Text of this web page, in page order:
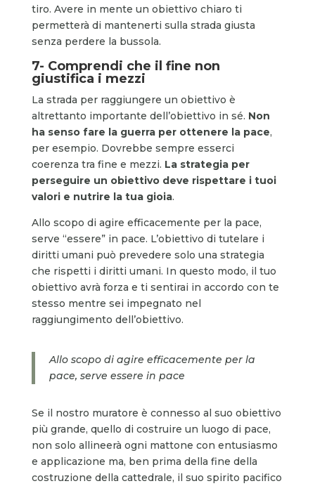
tiro. Avere in mente un obiettivo chiaro ti
permetterà di mantenerti sulla strada giusta
senza perdere la bussola.
7- Comprendi che il fine non
giustifica i mezzi
La strada per raggiungere un obiettivo è
altrettanto importante dell’obiettivo in sé. Non
ha senso fare la guerra per ottenere la pace,
per esempio. Dovrebbe sempre esserci
coerenza tra fine e mezzi. La strategia per
perseguire un obiettivo deve rispettare i tuoi
valori e nutrire la tua gioia.
Allo scopo di agire efficacemente per la pace,
serve “essere” in pace. L’obiettivo di tutelare i
diritti umani può prevedere solo una strategia
che rispetti i diritti umani. In questo modo, il tuo
obiettivo avrà forza e ti sentirai in accordo con te
stesso mentre sei impegnato nel
raggiungimento dell’obiettivo.
Allo scopo di agire efficacemente per la
pace, serve essere in pace
Se il nostro muratore è connesso al suo obiettivo
più grande, quello di costruire un luogo di pace,
non solo allineerà ogni mattone con entusiasmo
e applicazione ma, ben prima della fine della
costruzione della cattedrale, il suo spirito pacifico